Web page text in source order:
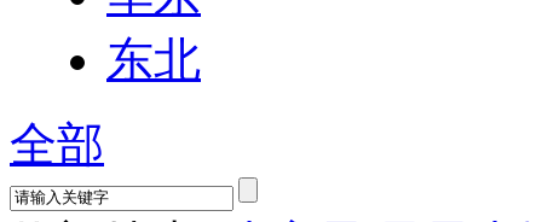
东北
全部